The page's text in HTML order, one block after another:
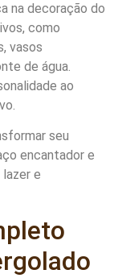
na decoração do
como
vasos
de água.
ao
seu
encantador e
e